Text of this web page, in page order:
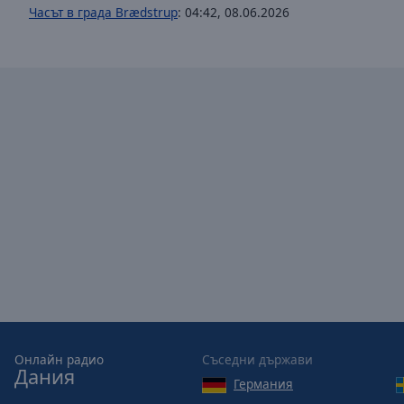
Background
Color
Часът в града Brædstrup: 04:42, 08.06.2026
Онлайн радио
Дания
Съседни държави
Германия